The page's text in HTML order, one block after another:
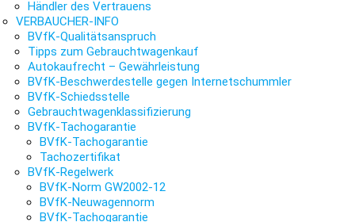
Händler des Vertrauens
VERBAUCHER-INFO
BVfK-Qualitätsanspruch
Tipps zum Gebrauchtwagenkauf
Autokaufrecht – Gewährleistung
BVfK-Beschwerdestelle gegen Internetschummler
BVfK-Schiedsstelle
Gebrauchtwagenklassifizierung
BVfK-Tachogarantie
BVfK-Tachogarantie
Tachozertifikat
BVfK-Regelwerk
BVfK-Norm GW2002-12
BVfK-Neuwagennorm
BVfK-Tachogarantie